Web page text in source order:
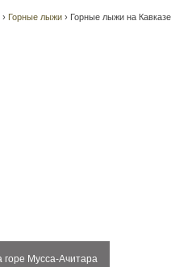
› Горные лыжи › Горные лыжи на Кавказе
горе Мусса-Ачитара